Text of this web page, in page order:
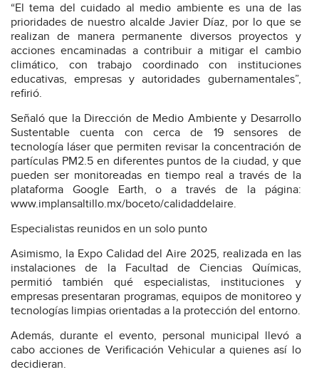
“El tema del cuidado al medio ambiente es una de las
prioridades de nuestro alcalde Javier Díaz, por lo que se
realizan de manera permanente diversos proyectos y
acciones encaminadas a contribuir a mitigar el cambio
climático, con trabajo coordinado con instituciones
educativas, empresas y autoridades gubernamentales”,
refirió.
Señaló que la Dirección de Medio Ambiente y Desarrollo
Sustentable cuenta con cerca de 19 sensores de
tecnología láser que permiten revisar la concentración de
partículas PM2.5 en diferentes puntos de la ciudad, y que
pueden ser monitoreadas en tiempo real a través de la
plataforma Google Earth, o a través de la página:
www.implansaltillo.mx/boceto/calidaddelaire.
Especialistas reunidos en un solo punto
Asimismo, la Expo Calidad del Aire 2025, realizada en las
instalaciones de la Facultad de Ciencias Químicas,
permitió también qué especialistas, instituciones y
empresas presentaran programas, equipos de monitoreo y
tecnologías limpias orientadas a la protección del entorno.
Además, durante el evento, personal municipal llevó a
cabo acciones de Verificación Vehicular a quienes así lo
decidieran.